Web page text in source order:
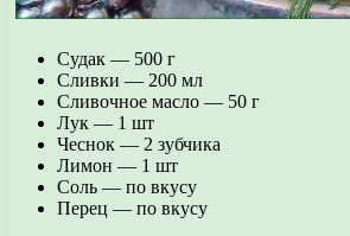
Судак — 500 г
Сливки — 200 мл
Сливочное масло — 50 г
Лук — 1 шт
Чеснок — 2 зубчика
Лимон — 1 шт
Соль — по вкусу
Перец — по вкусу